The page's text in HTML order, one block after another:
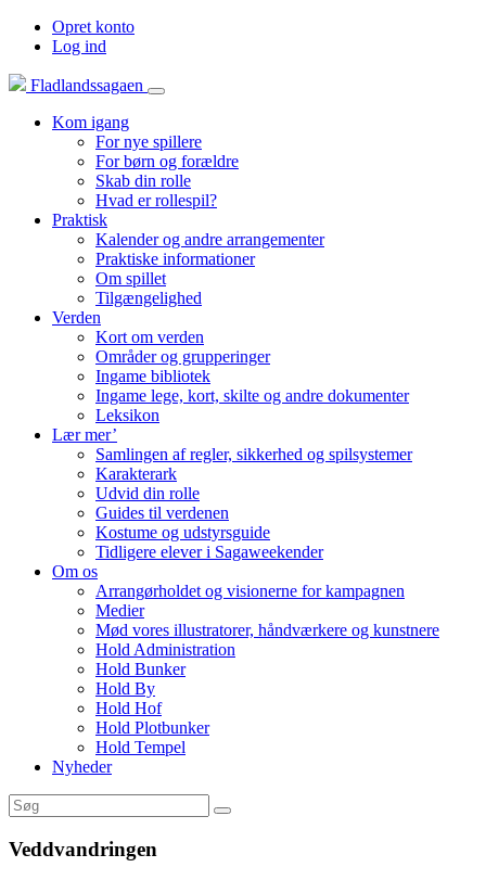
Opret konto
Log ind
Fladlandssagaen
Kom igang
For nye spillere
For børn og forældre
Skab din rolle
Hvad er rollespil?
Praktisk
Kalender og andre arrangementer
Praktiske informationer
Om spillet
Tilgængelighed
Verden
Kort om verden
Områder og grupperinger
Ingame bibliotek
Ingame lege, kort, skilte og andre dokumenter
Leksikon
Lær mer’
Samlingen af regler, sikkerhed og spilsystemer
Karakterark
Udvid din rolle
Guides til verdenen
Kostume og udstyrsguide
Tidligere elever i Sagaweekender
Om os
Arrangørholdet og visionerne for kampagnen
Medier
Mød vores illustratorer, håndværkere og kunstnere
Hold Administration
Hold Bunker
Hold By
Hold Hof
Hold Plotbunker
Hold Tempel
Nyheder
Veddvandringen